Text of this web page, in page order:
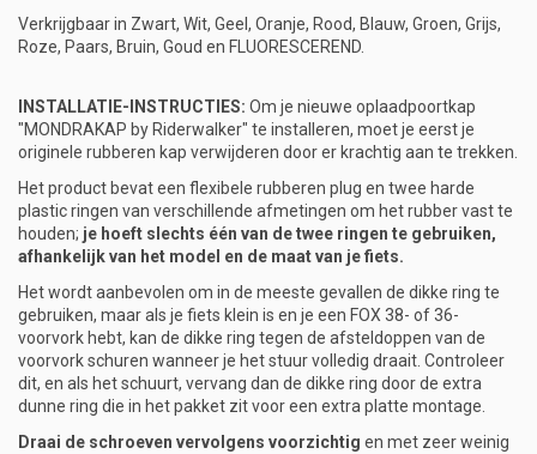
Verkrijgbaar in Zwart, Wit, Geel, Oranje, Rood, Blauw, Groen, Grijs,
Roze, Paars, Bruin, Goud en FLUORESCEREND.
INSTALLATIE-INSTRUCTIES: Om je nieuwe oplaadpoortkap
"MONDRAKAP by Riderwalker" te installeren, moet je eerst je
originele rubberen kap verwijderen door er krachtig aan te trekken.
Het product bevat een flexibele rubberen plug en twee harde
plastic ringen van verschillende afmetingen om het rubber vast te
houden; je hoeft slechts één van de twee ringen te gebruiken,
afhankelijk van het model en de maat van je fiets.
Het wordt aanbevolen om in de meeste gevallen de dikke ring te
gebruiken, maar als je fiets klein is en je een FOX 38- of 36-
voorvork hebt, kan de dikke ring tegen de afsteldoppen van de
voorvork schuren wanneer je het stuur volledig draait. Controleer
dit, en als het schuurt, vervang dan de dikke ring door de extra
dunne ring die in het pakket zit voor een extra platte montage.
Draai de schroeven vervolgens voorzichtig en met zeer weinig